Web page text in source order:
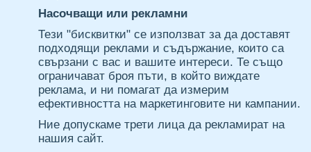
Насочващи или рекламни
Тези "бисквитки" се използват за да доставят
подходящи реклами и съдържание, които са
свързани с вас и вашите интереси. Те също
ограничават броя пъти, в който виждате
реклама, и ни помагат да измерим
ефективността на маркетинговите ни кампании.
Ние допускаме трети лица да рекламират на
нашия сайт.